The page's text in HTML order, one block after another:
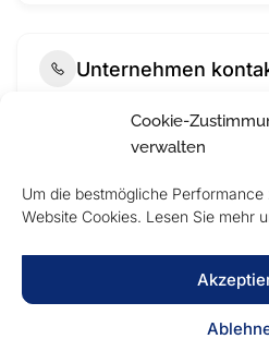
Cookie-
verwalten
Um die bestmögliche
Website Cookies. Lesen Sie mehr
Unternehmen